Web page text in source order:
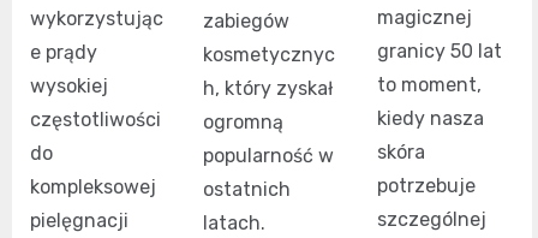
wykorzystując
e prądy
wysokiej
częstotliwości
do
kompleksowej
pielęgnacji
zabiegów
kosmetycznyc
h, który zyskał
ogromną
popularność w
ostatnich
latach.
magicznej
granicy 50 lat
to moment,
kiedy nasza
skóra
potrzebuje
szczególnej